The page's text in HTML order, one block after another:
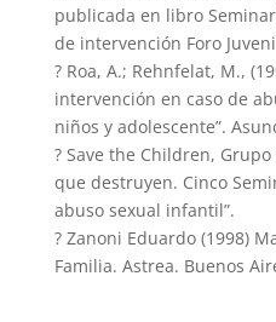
publicada en libro
de intervención Foro
? Roa, A.; Rehnfelat, M.,
intervención en caso de
niños y adolescente”.
? Save the Children, Grupo
que destruyen. Cinco
abuso sexual infantil”.
? Zanoni Eduardo (1998)
Familia. Astrea. Buenos